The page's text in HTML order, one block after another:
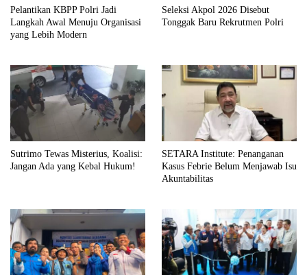
Pelantikan KBPP Polri Jadi
Langkah Awal Menuju Organisasi
yang Lebih Modern
Seleksi Akpol 2026 Disebut
Tonggak Baru Rekrutmen Polri
Sutrimo Tewas Misterius, Koalisi:
Jangan Ada yang Kebal Hukum!
SETARA Institute: Penanganan
Kasus Febrie Belum Menjawab Isu
Akuntabilitas